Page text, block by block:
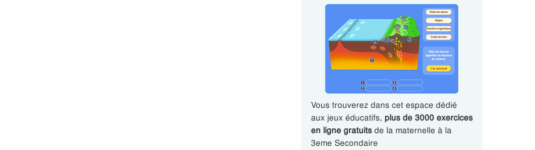
Vous trouverez dans cet espace dédié
aux jeux éducatifs, plus de 3000 exercices
en ligne gratuitsde la maternelle à la
3eme Secondaire